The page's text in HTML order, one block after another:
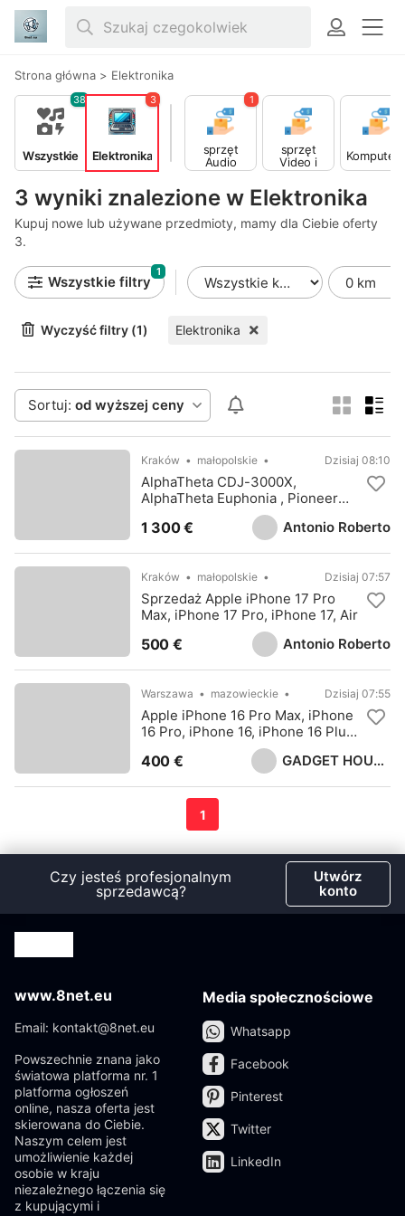
Strona główna > Elektronika
3 wyniki znalezione w Elektronika
Kupuj nowe lub używane przedmioty, mamy dla Ciebie oferty
3.
Wszystkie
38
Elektronika
3
sprzęt
Audio
1
sprzęt
Video i
Foto
Komputery
Wszystkie filtry
1
Wyczyść filtry (1) Elektronika
Sortuj: od wyższej ceny
Antonio Roberto
Kraków małopolskie Dzisiaj 08:10
AlphaTheta CDJ-3000X,
AlphaTheta Euphonia , Pioneer
1 300 €
Antonio Roberto
Kraków małopolskie Dzisiaj 07:57
Sprzedaż Apple iPhone 17 Pro
Max, iPhone 17 Pro, iPhone 17, Air
500 €
GADGET HOUSE LTD
Warszawa mazowieckie Dzisiaj 07:55
Apple iPhone 16 Pro Max, iPhone
16 Pro, iPhone 16, iPhone 16 Plus,
Samsung S25 Ultra, Sony PS5
Pro
400 €
1
Czy jesteś profesjonalnym
sprzedawcą?
Utwórz
konto
www.8net.eu
Email: kontakt@8net.eu
Powszechnie znana jako
światowa platforma nr. 1
platforma ogłoszeń
online, nasza oferta jest
skierowana do Ciebie.
Naszym celem jest
umożliwienie każdej
osobie w kraju
niezależnego łączenia się
z kupującymi i
Media społecznościowe
Whatsapp
Facebook
Pinterest
Twitter
LinkedIn